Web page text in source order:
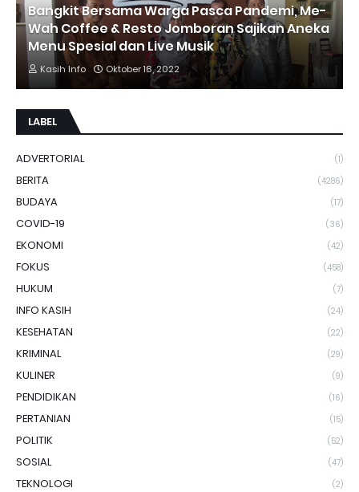
Bangkit Bersama Warga Pasca Pandemi, Me-
Wah Coffee & Resto Jomboran Sajikan Aneka
Menu Spesial dan Live Musik
Kasih Info Oktober 16, 2022
LABEL
ADVERTORIAL (1)
BERITA (4286)
BUDAYA (17)
COVID-19 (36)
EKONOMI (42)
FOKUS (458)
HUKUM (7)
INFO KASIH (24)
KESEHATAN (22)
KRIMINAL (29)
KULINER (9)
PENDIDIKAN (16)
PERTANIAN (15)
POLITIK (52)
SOSIAL (47)
TEKNOLOGI (2)